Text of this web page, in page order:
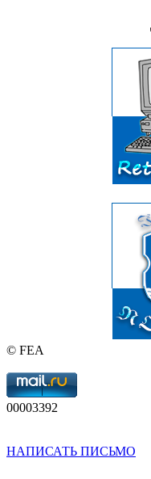
© FEA
00003392
НАПИСАТЬ ПИСЬМО